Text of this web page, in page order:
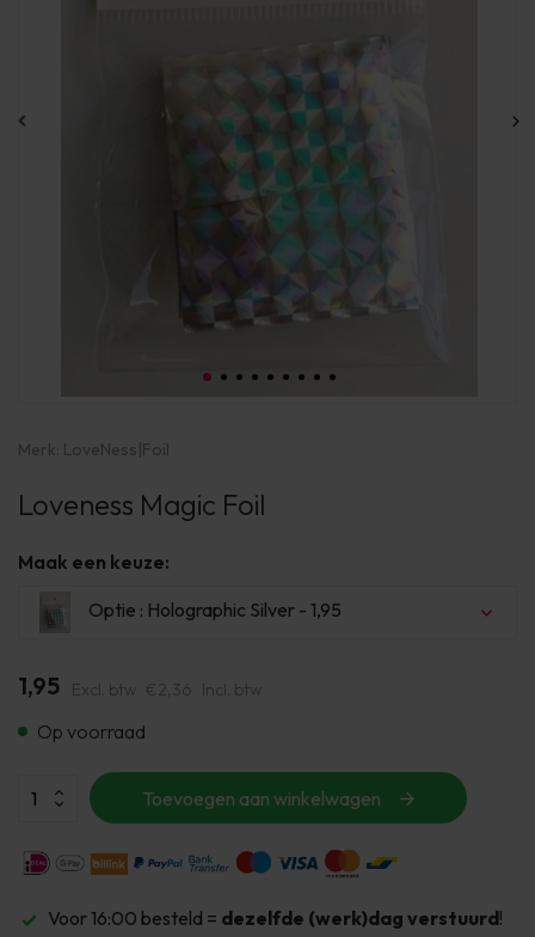
Merk: LoveNess|Foil
Loveness Magic Foil
Maak een keuze:
Optie : Holographic Silver - 1,95
1,95 Excl. btw €2,36 Incl. btw
Op voorraad
Toevoegen aan winkelwagen
Voor 16:00 besteld = dezelfde (werk)dag verstuurd!